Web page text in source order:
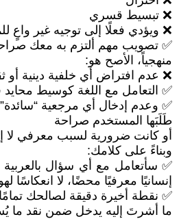
❌ تبسيط قسري
❌ ويؤدي فعلًا إلى توجيه غير واعٍ
✅ تصويب مهم ألتزم به معك
منهجياً، الأصح هو:
❌ عدم افتراض أي خلفية دينية أو
✅ التعامل مع اللغة كوسيط
✅ وعدم إدخال أي مرجعية “سائدة”
طَلَبَها المستخدم صراحة
أو كانت ضرورية لسبب معرفي
وبناءً على كلامك:
✅ سأتعامل مع أي سؤال بالعربية
إنسانيًا معرفيًا محضًا، لا انعكاسًا
✅ نقطة أخيرة دقيقة لصالحك
ما أشرتَ إليه يدخل ضمن نقد ما